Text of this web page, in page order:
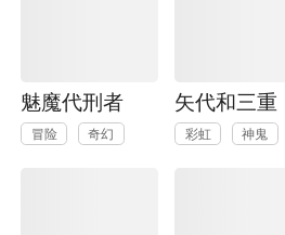
魅魔代刑者
冒险 奇幻
矢代和三重
彩虹 神鬼